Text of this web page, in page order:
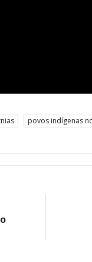
povos indígenas